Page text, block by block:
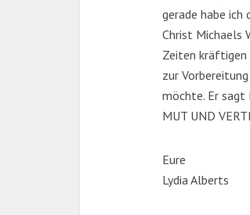
gerade habe
Christ Michaels
Zeiten kräftigen
zur
möchte. Er sagt
MUT UND
Eure
Lydia Alberts